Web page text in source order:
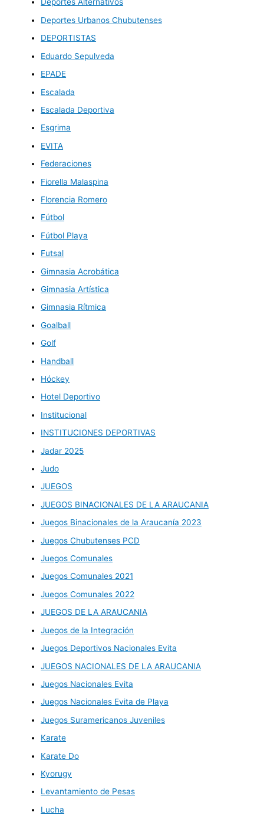
Deportes Alternativos
Deportes Urbanos Chubutenses
DEPORTISTAS
Eduardo Sepulveda
EPADE
Escalada
Escalada Deportiva
Esgrima
EVITA
Federaciones
Fiorella Malaspina
Florencia Romero
Fútbol
Fútbol Playa
Futsal
Gimnasia Acrobática
Gimnasia Artística
Gimnasia Rítmica
Goalball
Golf
Handball
Hóckey
Hotel Deportivo
Institucional
INSTITUCIONES DEPORTIVAS
Jadar 2025
Judo
JUEGOS
JUEGOS BINACIONALES DE LA ARAUCANIA
Juegos Binacionales de la Araucanía 2023
Juegos Chubutenses PCD
Juegos Comunales
Juegos Comunales 2021
Juegos Comunales 2022
JUEGOS DE LA ARAUCANIA
Juegos de la Integración
Juegos Deportivos Nacionales Evita
JUEGOS NACIONALES DE LA ARAUCANIA
Juegos Nacionales Evita
Juegos Nacionales Evita de Playa
Juegos Suramericanos Juveniles
Karate
Karate Do
Kyorugy
Levantamiento de Pesas
Lucha